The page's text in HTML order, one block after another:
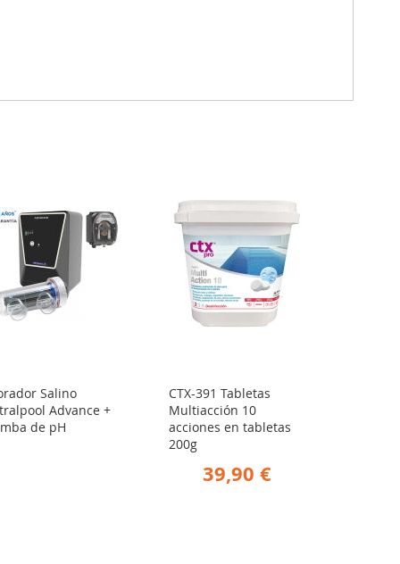
Salino
Advance +
de pH
CTX-391 Tabletas
Multiacción 10
acciones en tabletas
200g
39,90 €